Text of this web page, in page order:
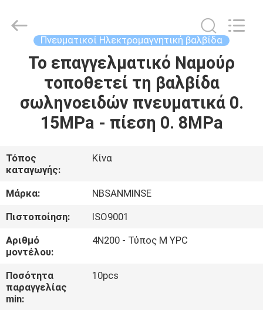
ΣΠΊΤΙ
ΠΡΟΪΌΝΤΑ
ΕΜΕΊΣ
ΓΎΡΟΣ
ΕΡΓΟΣΤΑΣΊΩΝ
ΠΟΙΟΤΙΚΌΣ
ΈΛΕΓΧΟΣ
Export
Πνευματικοί Ηλεκτρομαγνητική βαλβίδα
Το επαγγελματικό Ναμούρ
τοποθετεί τη βαλβίδα
σωληνοειδών πνευματικά 0.
15MPa - πίεση 0. 8MPa
Τόπος
καταγωγής:
Κίνα
Μάρκα:
NBSANMINSE
Πιστοποίηση:
ISO9001
Αριθμό
μοντέλου:
4N200 - Τύπος Μ YPC
Ποσότητα
παραγγελίας
min:
10pcs